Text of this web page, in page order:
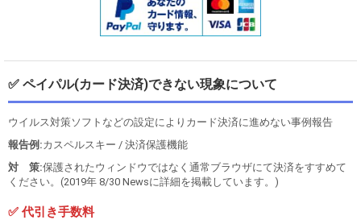
✅ ペイパル(カード決済)できない現象について
ウイルス対策ソフトなどの設定によりカード決済に進めない事例報告
報告例:カスペルスキー / 決済保護機能
対 策:保護されたウィンドウではなく通常ブラウザにて決済をすすめて
ください。(2019年 8/30 Newsに詳細を掲載しています。)
✅ 代引き手数料